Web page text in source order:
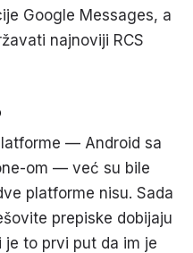
Google Messages, a
najnoviji RCS
— Android sa
om — već su bile
platforme nisu. Sada
prepiske dobijaju
to prvi put da im je